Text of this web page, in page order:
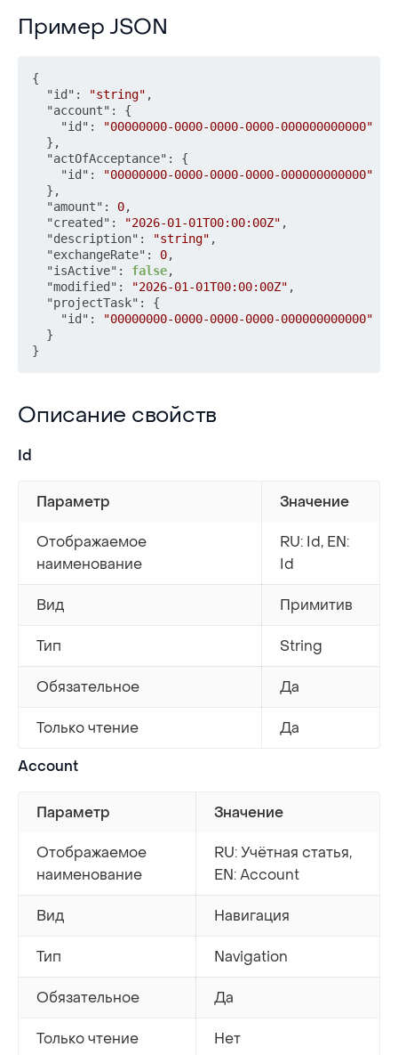
Пример JSON
Пример JSON
{
"id" : "string" ,
"account" :
{
"id" :
"00000000-0000-0000-0000-000000000000"
} ,
"actOfAcceptance" :
{
"id" :
"00000000-0000-0000-0000-000000000000"
} ,
"amount" : 0,
"created" : "2026-01-01T00:00:00Z" ,
"description" : "string" ,
"exchangeRate" : 0,
"isActive" : false,
"modified" : "2026-01-01T00:00:00Z" ,
"projectTask" :
{
"id" :
"00000000-0000-0000-0000-000000000000"
}
}
Описание свойств
Описание свойств
Id
Параметр Значение
Отображаемое
наименование
RU: Id, EN:
Id
Вид Примитив
Тип String
Обязательное Да
Только чтение Да
Account
Параметр Значение
Отображаемое
наименование
RU: Учётная статья,
EN: Account
Вид Навигация
Тип Navigation
Обязательное Да
Только чтение Нет